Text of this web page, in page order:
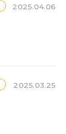
2025.04.06
2025.03.25